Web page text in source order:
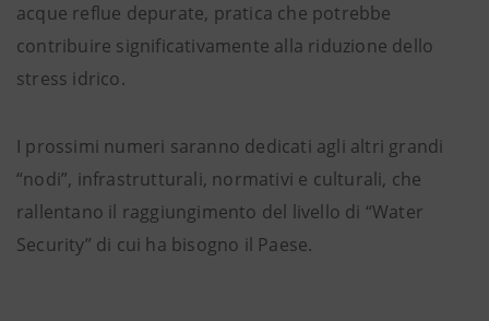
acque reflue depurate, pratica che potrebbe
contribuire significativamente alla riduzione dello
stress idrico.
I prossimi numeri saranno dedicati agli altri grandi
“nodi”, infrastrutturali, normativi e culturali, che
rallentano il raggiungimento del livello di “Water
Security” di cui ha bisogno il Paese.